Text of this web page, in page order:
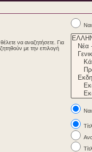
Ναι
να αναζητήσετε. Για
με την επιλογή
Ναι